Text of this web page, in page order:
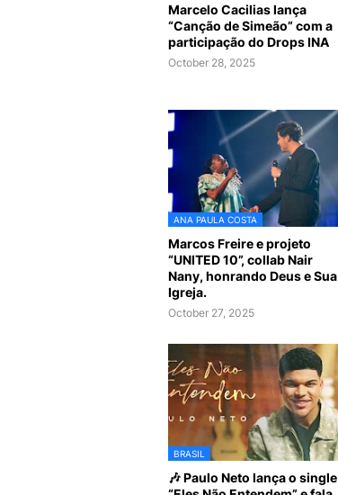
Marcelo Cacilias lança
“Canção de Simeão” com a
participação do Drops INA
October 28, 2025
ANA PAULA COSTA
Marcos Freire e projeto
“UNITED 10”, collab Nair
Nany, honrando Deus e Sua
Igreja.
October 27, 2025
BRASIL
🎶 Paulo Neto lança o single